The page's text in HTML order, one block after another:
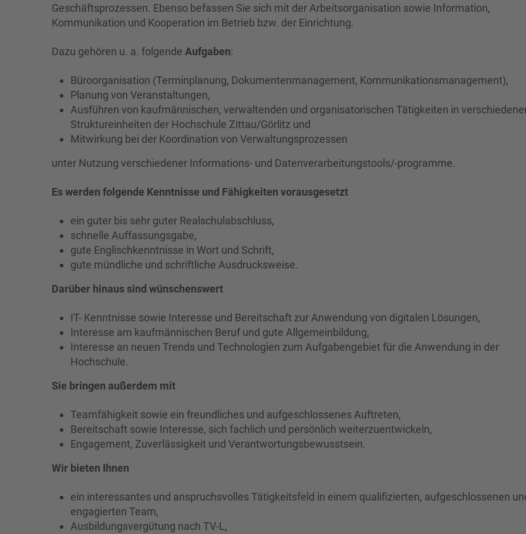
Geschäftsprozessen. Ebenso befassen Sie sich mit der Arbeitsorganisation sowie Information,
Kommunikation und Kooperation im Betrieb bzw. der Einrichtung.
Dazu gehören u. a. folgende Aufgaben:
Büroorganisation (Terminplanung, Dokumentenmanagement, Kommunikationsmanagement),
Planung von Veranstaltungen,
Ausführen von kaufmännischen, verwaltenden und organisatorischen Tätigkeiten in
Struktureinheiten der Hochschule Zittau/Görlitz und
Mitwirkung bei der Koordination von Verwaltungsprozessen
unter Nutzung verschiedener Informations- und Datenverarbeitungstools/-programme.
Es werden folgende Kenntnisse und Fähigkeiten vorausgesetzt
ein guter bis sehr guter Realschulabschluss,
schnelle Auffassungsgabe,
gute Englischkenntnisse in Wort und Schrift,
gute mündliche und schriftliche Ausdrucksweise.
Darüber hinaus sind wünschenswert
IT- Kenntnisse sowie Interesse und Bereitschaft zur Anwendung von digitalen Lösungen,
Interesse am kaufmännischen Beruf und gute Allgemeinbildung,
Interesse an neuen Trends und Technologien zum Aufgabengebiet für die Anwendung in der
Hochschule.
Sie bringen außerdem mit
Teamfähigkeit sowie ein freundliches und aufgeschlossenes Auftreten,
Bereitschaft sowie Interesse, sich fachlich und persönlich weiterzuentwickeln,
Engagement, Zuverlässigkeit und Verantwortungsbewusstsein.
Wir bieten Ihnen
ein interessantes und anspruchsvolles Tätigkeitsfeld in einem qualifizierten, aufgeschlossenen
engagierten Team,
Ausbildungsvergütung nach TV-L,